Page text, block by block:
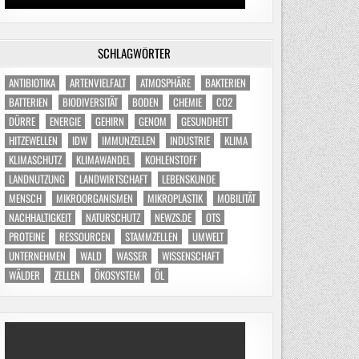
SCHLAGWÖRTER
ANTIBIOTIKA ARTENVIELFALT ATMOSPHÄRE
BAKTERIEN
BATTERIEN
BIODIVERSITÄT BODEN CHEMIE
CO2
DÜRRE
ENERGIE GEHIRN GENOM
GESUNDHEIT
HITZEWELLEN
IDW IMMUNZELLEN INDUSTRIE
KLIMA
KLIMASCHUTZ
KLIMAWANDEL
KOHLENSTOFF
LANDNUTZUNG
LANDWIRTSCHAFT
LEBENSKUNDE
MENSCH
MIKROORGANISMEN MIKROPLASTIK
MOBILITÄT
NACHHALTIGKEIT
NATURSCHUTZ NEWZS.DE
OTS
PROTEINE
RESSOURCEN STAMMZELLEN
UMWELT
UNTERNEHMEN
WALD WASSER
WISSENSCHAFT
WÄLDER
ZELLEN ÖKOSYSTEM ÖL